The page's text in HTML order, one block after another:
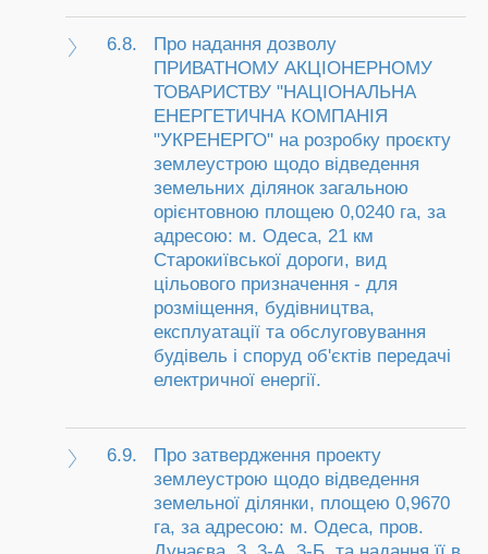
6.8.
Про надання дозволу
ПРИВАТНОМУ АКЦІОНЕРНОМУ
ТОВАРИСТВУ "НАЦІОНАЛЬНА
ЕНЕРГЕТИЧНА КОМПАНІЯ
"УКРЕНЕРГО" на розробку проєкту
землеустрою щодо відведення
земельних ділянок загальною
орієнтовною площею 0,0240 га, за
адресою: м. Одеса, 21 км
Старокиївської дороги, вид
цільового призначення - для
розміщення, будівництва,
експлуатації та обслуговування
будівель і споруд об'єктів передачі
електричної енергії.
6.9.
Про затвердження проекту
землеустрою щодо відведення
земельної ділянки, площею 0,9670
га, за адресою: м. Одеса, пров.